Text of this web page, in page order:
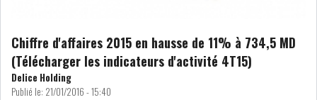
Chiffre d'affaires 2015 en hausse de 11% à 734,5 MD
(Télécharger les indicateurs d'activité 4T15)
Delice Holding
Publié le: 21/01/2016 - 15:40